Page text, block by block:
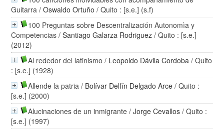
Guitarra /Oswaldo Ortuño / Quito : [s.e.] (s.f)
100 Preguntas sobre Descentralización Autonomìa y
Competencias /Santiago Galarza Rodriguez / Quito : [s.e.]
(2012)
Al rededor del latinismo / Leopoldo Dávila Cordoba / Quito
: [s.e.] (1928)
Allende la patria / Bolívar Delfín Delgado Arce / Quito :
[s.e.] (2000)
Alucinaciones de un inmigrante /Jorge Cevallos / Quito :
[s.e.] (1997)